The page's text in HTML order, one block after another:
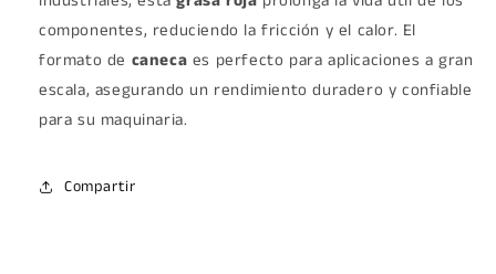
componentes, reduciendo la fricción y el calor. El
formato de caneca es perfecto para aplicaciones a gran
escala, asegurando un rendimiento duradero y confiable
para su maquinaria.
Compartir